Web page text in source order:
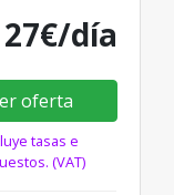
27€/día
oferta
tasas e
(VAT)